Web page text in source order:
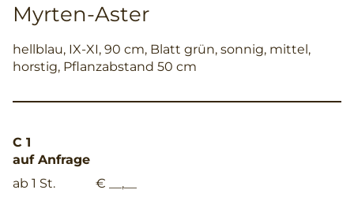
Myrten-Aster
hellblau, IX-XI, 90 cm, Blatt grün, sonnig, mittel,
horstig, Pflanzabstand 50 cm
C 1
auf Anfrage
ab 1 St.
€ __,__